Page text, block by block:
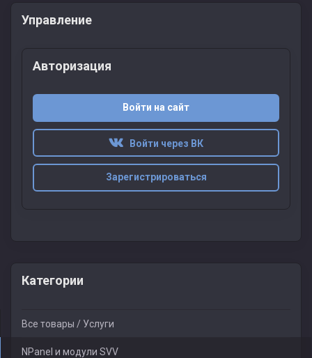
Управление
Авторизация
Войти на сайт
Войти через ВК
Зарегистрироваться
Категории
Все товары / Услуги
NPanel и модули SVV